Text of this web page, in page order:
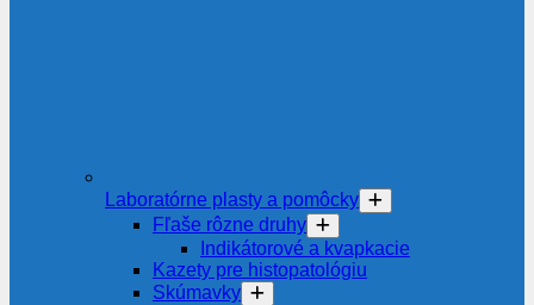
Laboratórne plasty a pomôcky
Fľaše rôzne druhy
Indikátorové a kvapkacie
Kazety pre histopatológiu
Skúmavky